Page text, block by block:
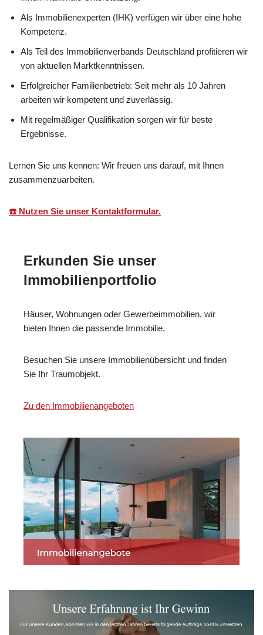
Als Immobilienexperten (IHK) verfügen wir über eine hohe
Kompetenz.
Als Teil des Immobilienverbands Deutschland profitieren wir
von aktuellen Marktkenntnissen.
Erfolgreicher Familienbetrieb: Seit mehr als 10 Jahren
arbeiten wir kompetent und zuverlässig.
Mit regelmäßiger Qualifikation sorgen wir für beste
Ergebnisse.
Lernen Sie uns kennen: Wir freuen uns darauf, mit Ihnen
zusammenzuarbeiten.
☎️ Nutzen Sie unser Kontaktformular.
Erkunden Sie unser
Immobilienportfolio
Häuser, Wohnungen oder Gewerbeimmobilien, wir
bieten Ihnen die passende Immobilie.
Besuchen Sie unsere Immobilienübersicht und finden
Sie Ihr Traumobjekt.
Zu den Immobilienangeboten